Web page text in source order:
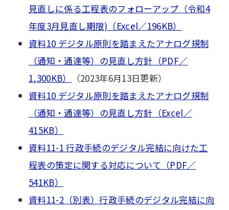
見直しに係る工程表のフォローアップ（令和4
年度3月見直し期限)（Excel／196KB）
資料10 デジタル原則を踏まえたアナログ規制
（通知・通達等）の見直し方針（PDF／
1,300KB）
（2023年6月13日更新）
資料10 デジタル原則を踏まえたアナログ規制
（通知・通達等）の見直し方針（Excel／
415KB）
資料11-1 行政手続のデジタル完結に向けた工
程表の策定に関する対応について（PDF／
541KB）
資料11-2（別表）行政手続のデジタル完結に向